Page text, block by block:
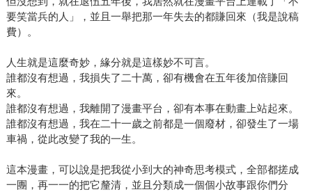
要笑當兵的人」，並且一舉把那一年失去的都賺回來（我是說稿
費）。
人生就是這麼奇妙，緣分就是這樣妙不可言。
誰都沒有想過，我損失了二十萬，卻有機會在五年後加倍賺回
來。
誰都沒有想過，我離開了漫畫平台，卻有本事在動畫上站起來。
誰都沒有想過，我在二十一歲之前都是一個廢材，卻發生了一場
車禍，從此改變了我的一生。
這本漫畫，可以說是把我從小到大的神奇思考模式，全部都搓成
一團，再一一的把它釐清，並且分類成一個個小故事跟你們分